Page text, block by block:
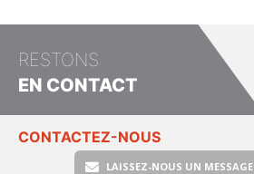
RESTONS
EN CONTACT
CONTACTEZ-NOUS
LAISSEZ-NOUS UN MESSAGE